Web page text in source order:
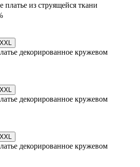
платье из струящейся ткани
XXL
декорированное кружевом
XXL
декорированное кружевом
XXL
декорированное кружевом